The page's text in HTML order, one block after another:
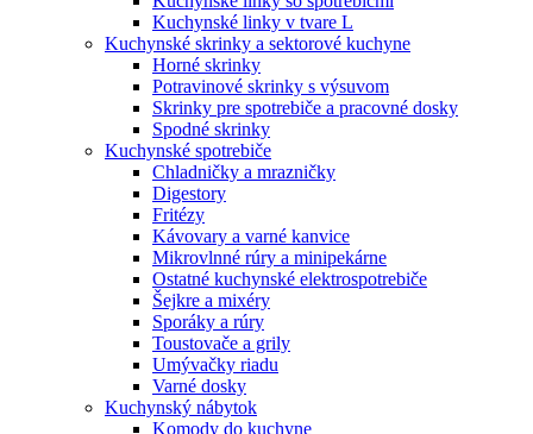
Kuchynské linky v tvare L
Kuchynské skrinky a sektorové kuchyne
Horné skrinky
Potravinové skrinky s výsuvom
Skrinky pre spotrebiče a pracovné dosky
Spodné skrinky
Kuchynské spotrebiče
Chladničky a mrazničky
Digestory
Fritézy
Kávovary a varné kanvice
Mikrovlnné rúry a minipekárne
Ostatné kuchynské elektrospotrebiče
Šejkre a mixéry
Sporáky a rúry
Toustovače a grily
Umývačky riadu
Varné dosky
Kuchynský nábytok
Komody do kuchyne